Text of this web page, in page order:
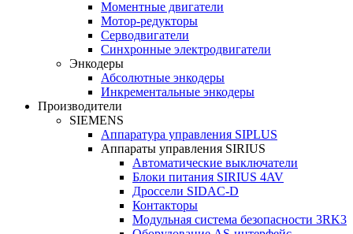
Моментные двигатели
Мотор-редукторы
Серводвигатели
Синхронные электродвигатели
Энкодеры
Абсолютные энкодеры
Инкрементальные энкодеры
Производители
SIEMENS
Аппаратура управления SIPLUS
Аппараты управления SIRIUS
Автоматические выключатели
Блоки питания SIRIUS 4AV
Дроссели SIDAC-D
Контакторы
Модульная система безопасности 3RK3